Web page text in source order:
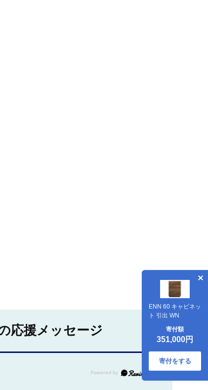
ENN 60 キャビネッ
ト 引出 WN
寄付額
351,000円
寄付をする
応援メッセージ